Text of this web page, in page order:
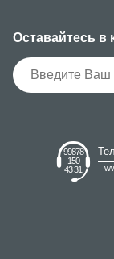
Оставайтесь в
99878
150
43 31